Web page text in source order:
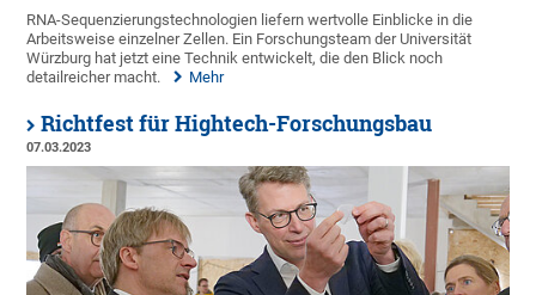
RNA-Sequenzierungstechnologien liefern wertvolle Einblicke in die
Arbeitsweise einzelner Zellen. Ein Forschungsteam der Universität
Würzburg hat jetzt eine Technik entwickelt, die den Blick noch
detailreicher macht.
Mehr
Richtfest für Hightech-Forschungsbau
07.03.2023